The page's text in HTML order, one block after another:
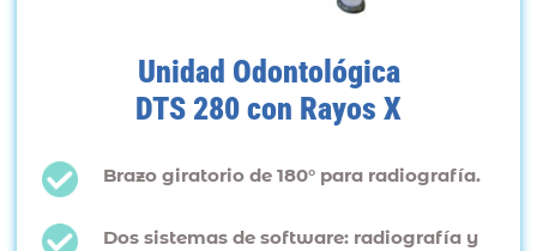
Unidad Odontológica
DTS 280 con Rayos X
Brazo giratorio de 180° para radiografía.
Dos sistemas de software: radiografía y